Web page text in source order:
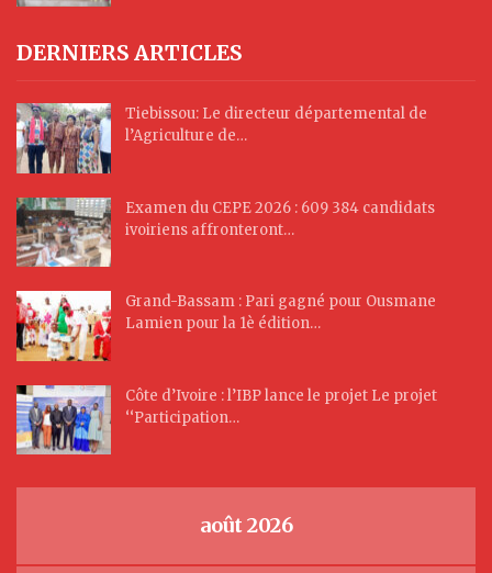
DERNIERS ARTICLES
Tiebissou: Le directeur départemental de
l’Agriculture de…
Examen du CEPE 2026 : 609 384 candidats
ivoiriens affronteront…
Grand-Bassam : Pari gagné pour Ousmane
Lamien pour la 1è édition…
Côte d’Ivoire : l’IBP lance le projet Le projet
‘‘Participation…
août 2026